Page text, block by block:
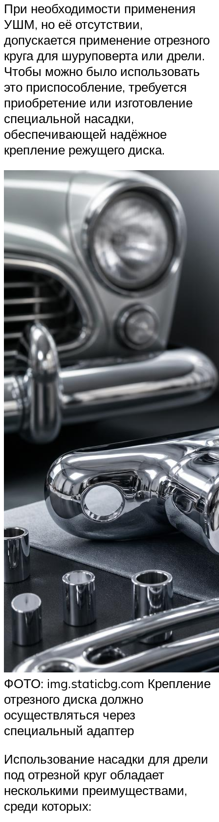
При необходимости применения
УШМ, но её отсутствии,
допускается применение отрезного
круга для шуруповерта или дрели.
Чтобы можно было использовать
это приспособление, требуется
приобретение или изготовление
специальной насадки,
обеспечивающей надёжное
крепление режущего диска.
ФОТО: img.staticbg.com Крепление
отрезного диска должно
осуществляться через
специальный адаптер
Использование насадки для дрели
под отрезной круг обладает
несколькими преимуществами,
среди которых: